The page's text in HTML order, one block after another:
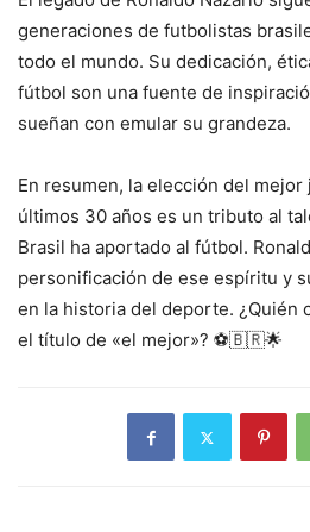
generaciones de futbolistas
todo el mundo. Su dedicación,
fútbol son una fuente de
sueñan con emular su grandeza.
En resumen, la elección del
últimos 30 años es un tributo al
Brasil ha aportado al fútbol.
personificación de ese espíritu y
en la historia del deporte. ¿Quién
el título de «el mejor»? ⚽🇧🇷🌟